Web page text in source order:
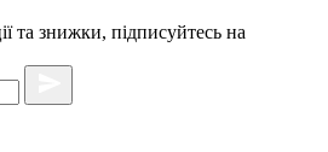
та знижки, підписуйтесь на